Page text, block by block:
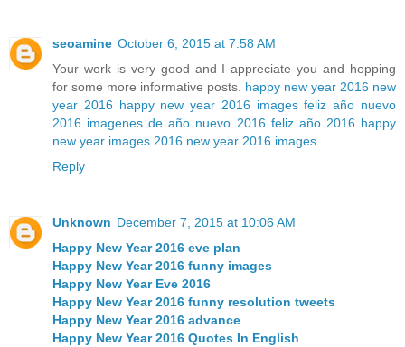
seoamine October 6, 2015 at 7:58 AM
Your work is very good and I appreciate you and hopping
for some more informative posts. happy new year 2016 new
year 2016 happy new year 2016 images feliz año nuevo
2016 imagenes de año nuevo 2016 feliz año 2016 happy
new year images 2016 new year 2016 images
Reply
Unknown December 7, 2015 at 10:06 AM
Happy New Year 2016 eve plan
Happy New Year 2016 funny images
Happy New Year Eve 2016
Happy New Year 2016 funny resolution tweets
Happy New Year 2016 advance
Happy New Year 2016 Quotes In English